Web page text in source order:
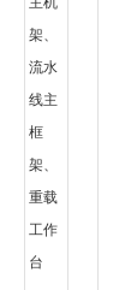
架、
流水
线主
框
架、
重载
工作
台